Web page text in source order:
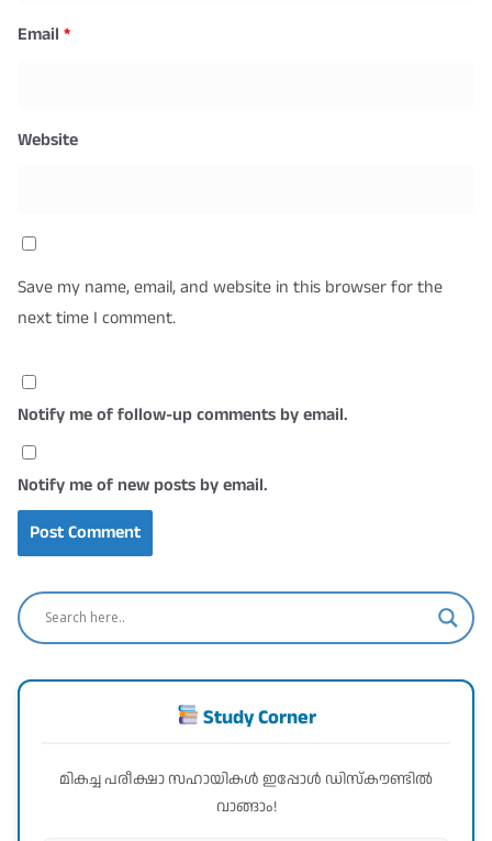
Email *
Website
Save my name, email, and website in this browser for the
next time I comment.
Notify me of follow-up comments by email.
Notify me of new posts by email.
Study Corner
മികച്ച പരീക്ഷാ സഹായികൾ ഇപ്പോൾ ഡിസ്കൗണ്ടിൽ
വാങ്ങാം!